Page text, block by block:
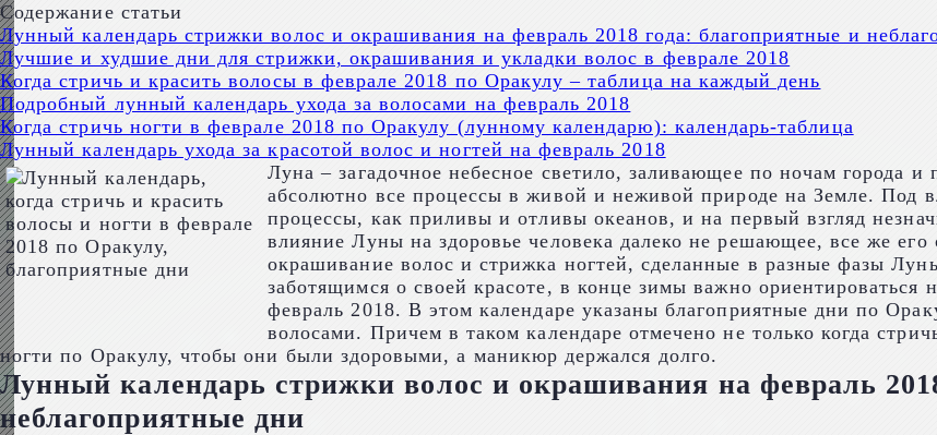
Содержание статьи
Лунный календарь стрижки волос и окрашивания на февраль 2018 года: благоприятные и
Лучшие и худшие дни для стрижки, окрашивания и укладки волос в феврале 2018
Когда стричь и красить волосы в феврале 2018 по Оракулу – таблица на каждый день
Подробный лунный календарь ухода за волосами на февраль 2018
Когда стричь ногти в феврале 2018 по Оракулу (лунному календарю): календарь-таблица
Лунный календарь ухода за красотой волос и ногтей на февраль 2018
Луна – загадочное небесное светило, заливающее по ночам города
абсолютно все процессы в живой и неживой природе на Земле. Под
процессы, как приливы и отливы океанов, и на первый взгляд
влияние Луны на здоровье человека далеко не решающее, все же
окрашивание волос и стрижка ногтей, сделанные в разные фазы
заботящимся о своей красоте, в конце зимы важно
февраль 2018. В этом календаре указаны благоприятные дни по
волосами. Причем в таком календаре отмечено не только когда
ногти по Оракулу, чтобы они были здоровыми, а маникюр держался долго.
Лунный календарь стрижки волос и окрашивания на февраль
неблагоприятные дни